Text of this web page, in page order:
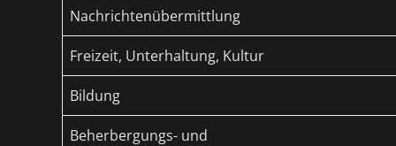
Nachrichtenübermittlung
Freizeit, Unterhaltung, Kultur
Bildung
Beherbergungs- und